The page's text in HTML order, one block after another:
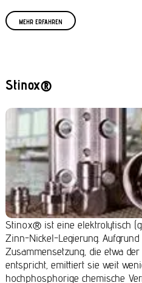
MEHR ERFAHREN
Stinox®
Stinox® ist eine elektrolytisch
Zinn-Nickel-Legierung.
Zusammensetzung, die etwa
entspricht, emittiert sie weit
hochphosphorige chemische